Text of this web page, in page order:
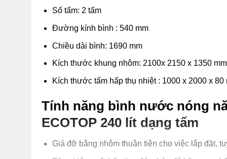
Số tấm: 2 tấm
Đường kính bình : 540 mm
Chiều dài bình: 1690 mm
Kích thước khung nhôm: 2100x 2150 x 1350 mm
Kích thước tấm hấp thụ nhiệt : 1000 x 2000 x 80
Tính năng bình nước nóng
ECOTOP 240 lít dạng tấm
Giá đỡ bằng nhôm thuận tiện cho việc lắp đặt,